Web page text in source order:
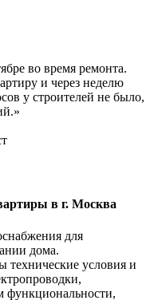
во время ремонта.
и через неделю
у строителей не было,
в г. Москва
для
дома.
условия и
функциональности,